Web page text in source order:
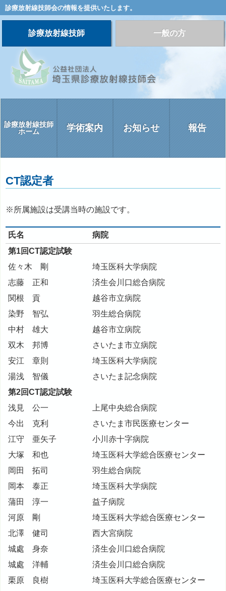
診療放射線技師会の情報を提供いたします。
診療放射線技師 一般の方
診療放射線技師
ホーム
学術案内 お知らせ 報告
CT認定者
※所属施設は受講当時の施設です。
氏名
病院
第1回CT認定試験
佐々木 剛
埼玉医科大学病院
志藤 正和
済生会川口総合病院
関根 貢
越谷市立病院
染野 智弘
羽生総合病院
中村 雄大
越谷市立病院
双木 邦博
さいたま市立病院
安江 章則
埼玉医科大学病院
湯浅 智儀
さいたま記念病院
第2回CT認定試験
浅見 公一
上尾中央総合病院
今出 克利
さいたま市民医療センター
江守 亜矢子
小川赤十字病院
大塚 和也
埼玉医科大学総合医療センター
岡田 拓司
羽生総合病院
岡本 泰正
埼玉医科大学病院
蒲田 淳一
益子病院
河原 剛
埼玉医科大学総合医療センター
北澤 健司
西大宮病院
城處 身奈
済生会川口総合病院
城處 洋輔
済生会川口総合病院
栗原 良樹
埼玉医科大学総合医療センター